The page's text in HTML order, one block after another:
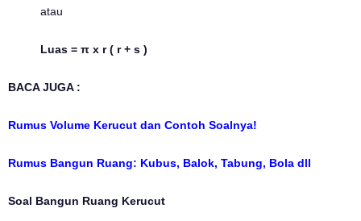
atau
Luas = π x r ( r + s )
BACA JUGA :
Rumus Volume Kerucut dan Contoh Soalnya!
Rumus Bangun Ruang: Kubus, Balok, Tabung, Bola dll
Soal Bangun Ruang Kerucut